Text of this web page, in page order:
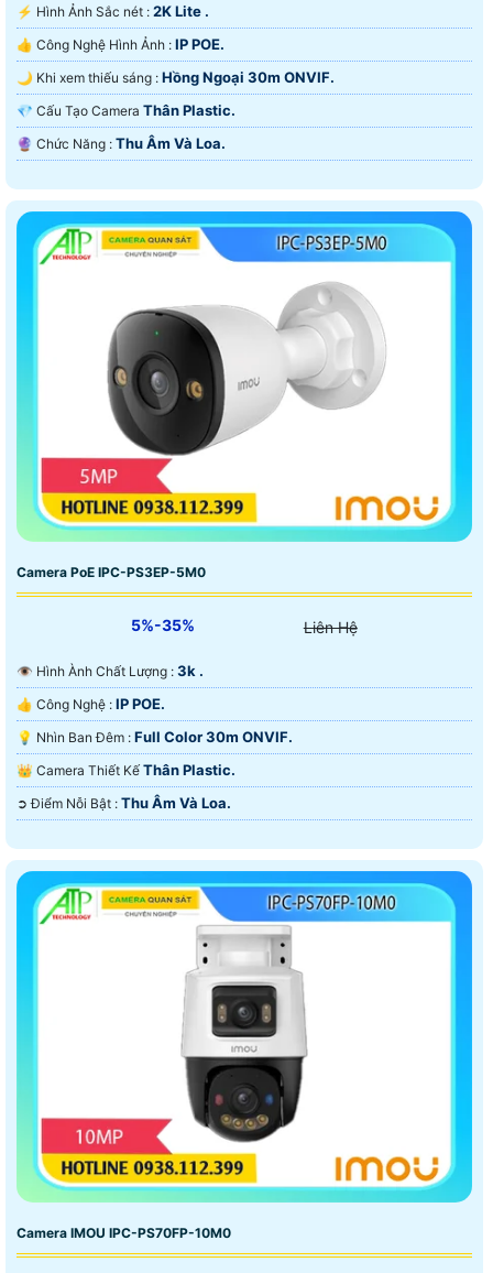
️⚡ Hình Ảnh Sắc nét : 2K Lite .
👍 Công Nghệ Hình Ảnh : IP POE.
🌙 Khi xem thiếu sáng : Hồng Ngoại 30m ONVIF.
💎 Cấu Tạo Camera Thân Plastic.
️🔮 Chức Năng : Thu Âm Và Loa.
Camera PoE IPC-PS3EP-5M0
5%-35% Liên Hệ
👁 Hình Ành Chất Lượng : 3k .
👍 Công Nghệ : IP POE.
💡 Nhìn Ban Đêm : Full Color 30m ONVIF.
👑 Camera Thiết Kế Thân Plastic.
️➲ Điểm Nỗi Bật : Thu Âm Và Loa.
Camera IMOU IPC-PS70FP-10M0